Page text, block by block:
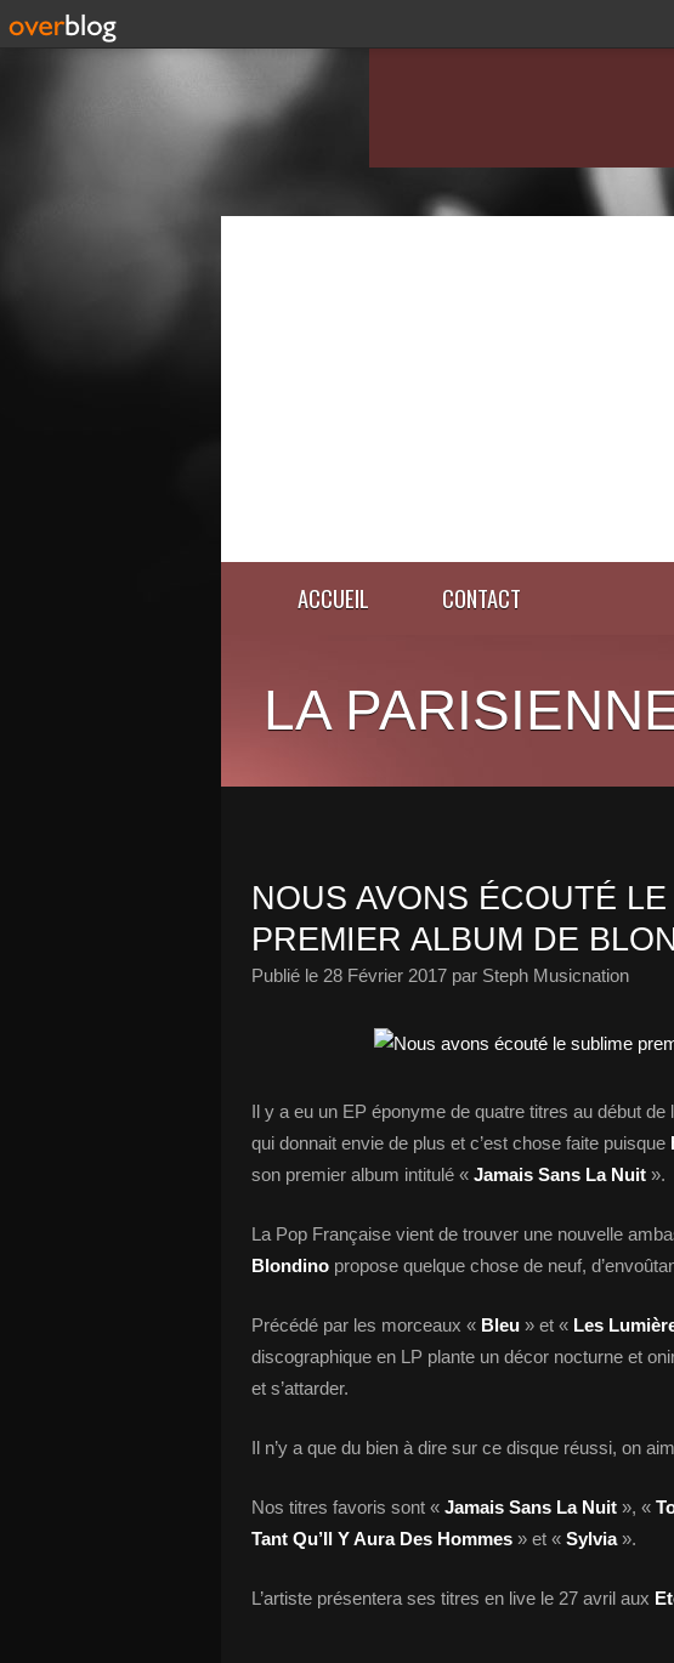
ACCUEIL CONTACT
LA
NOUS AVONS ÉCOUTÉ
PREMIER ALBUM DE
Publié le 28 Février 2017 par Steph Musicnation
Il y a eu un EP éponyme de quatre titres au début de
qui donnait envie de plus et c’est chose faite puisque
son premier album intitulé « Jamais Sans La Nuit ».
La Pop Française vient de trouver une nouvelle
Blondino propose quelque chose de neuf,
Précédé par les morceaux « Bleu » et « Les
discographique en LP plante un décor nocturne et
et s’attarder.
Il n’y a que du bien à dire sur ce disque réussi, on
Nos titres favoris sont « Jamais Sans La Nuit », «
Tant Qu’Il Y Aura Des Hommes » et « Sylvia».
L’artiste présentera ses titres en live le 27 avril aux